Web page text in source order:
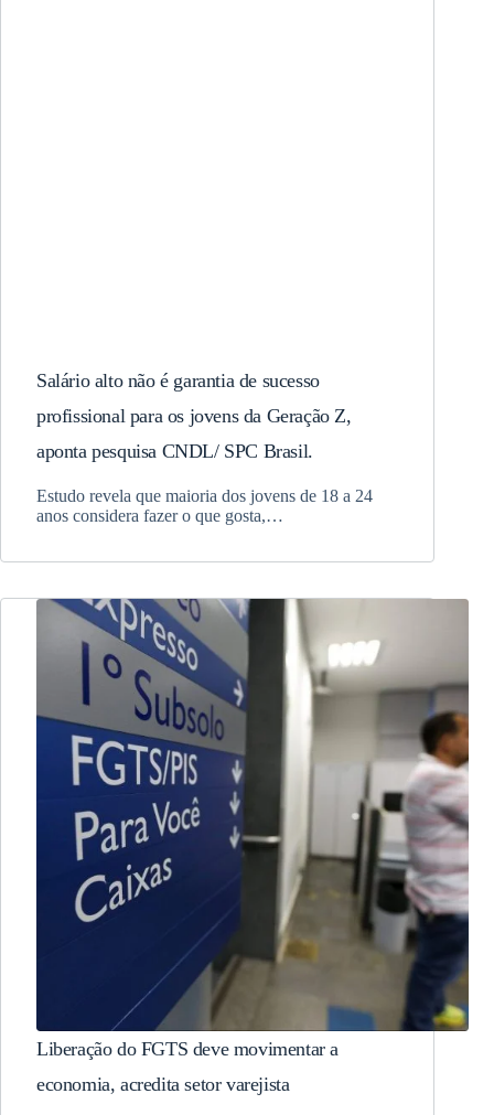
Salário alto não é garantia de sucesso
profissional para os jovens da Geração Z,
aponta pesquisa CNDL/ SPC Brasil.
Estudo revela que maioria dos jovens de 18 a 24
anos considera fazer o que gosta,…
Liberação do FGTS deve movimentar a
economia, acredita setor varejista